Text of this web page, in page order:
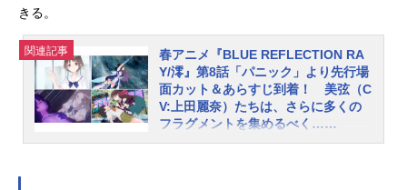
われる『七夕祭り』。短冊に願いご
とを書き終えた陽桜莉は、美弦と過
ごした幼い頃の七夕を思い出す。あ
の日は、雨が降っていた…。一方、
美弦の過去を知った仁菜は、陽桜莉
きる。
関連記事
春アニメ『BLUE REFLECTION RA
Y/澪』第8話「パニック」より先行場
面カット＆あらすじ到着！ 美弦（C
V:上田麗奈）たちは、さらに多くの
フラグメントを集めるべく……
コーエーテクモゲームスのガストブ